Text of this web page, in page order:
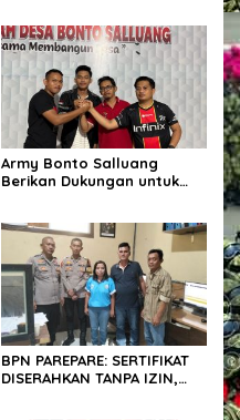
Army Bonto Salluang
Berikan Dukungan untuk
Salluang
BPN PAREPARE: SERTIFIKAT
DISERAHKAN TANPA IZIN,